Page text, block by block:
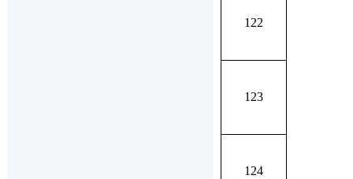
122
123
124